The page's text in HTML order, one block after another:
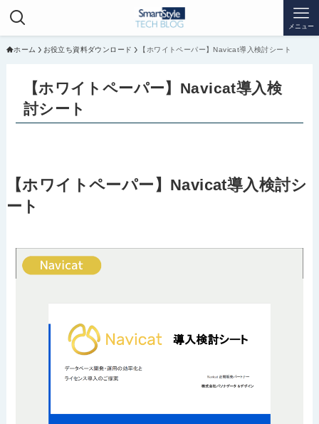
メニュー
ホーム お役立ち資料ダウンロード 【ホワイトペーパー】Navicat導入検討シート
【ホワイトペーパー】Navicat導入検
討シート
【ホワイトペーパー】Navicat導入検討シ
ート